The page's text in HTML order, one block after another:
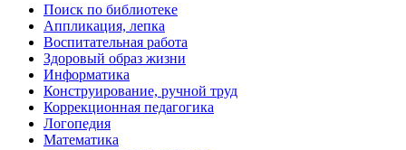
Поиск по библиотеке
Аппликация, лепка
Воспитательная работа
Здоровый образ жизни
Информатика
Конструирование, ручной труд
Коррекционная педагогика
Логопедия
Математика